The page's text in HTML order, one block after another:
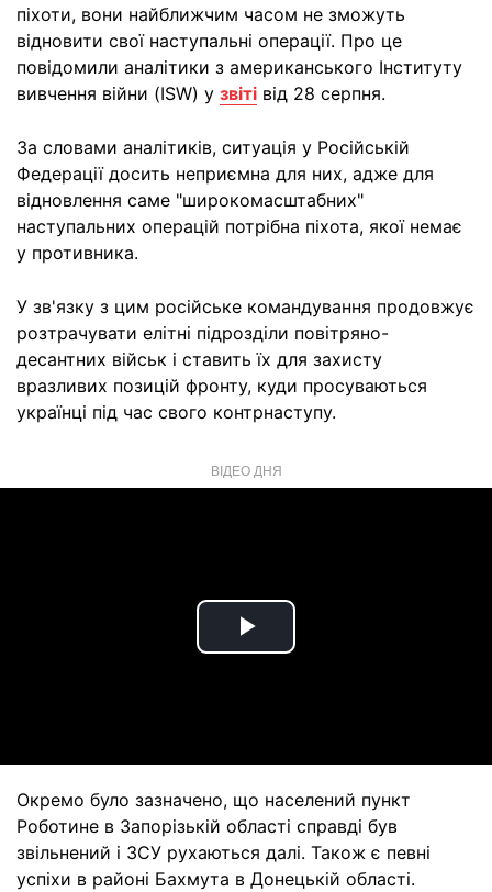
піхоти, вони найближчим часом не зможуть
відновити свої наступальні операції. Про це
повідомили аналітики з американського Інституту
вивчення війни (ISW) у звіті від 28 серпня.
За словами аналітиків, ситуація у Російській
Федерації досить неприємна для них, адже для
відновлення саме "широкомасштабних"
наступальних операцій потрібна піхота, якої немає
у противника.
У зв'язку з цим російське командування продовжує
розтрачувати елітні підрозділи повітряно-
десантних військ і ставить їх для захисту
вразливих позицій фронту, куди просуваються
українці під час свого контрнаступу.
ВІДЕО ДНЯ
Play
Окремо було зазначено, що населений пункт
Роботине в Запорізькій області справді був
звільнений і ЗСУ рухаються далі. Також є певні
успіхи в районі Бахмута в Донецькій області.